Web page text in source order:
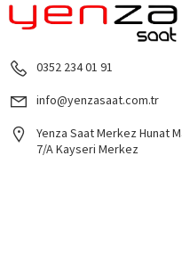
0352 234 01 91
info@yenzasaat.com.tr
Yenza Saat Merkez Hunat
7/A Kayseri Merkez